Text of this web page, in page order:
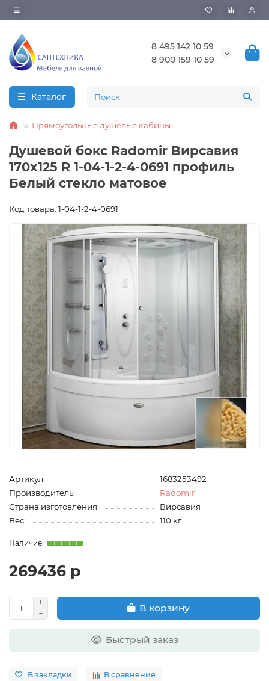
8 495 142 10 59
8 900 159 10 59
Каталог
Прямоугольные душевые кабины
Душевой бокс Radomir Вирсавия
170x125 R 1-04-1-2-4-0691 профиль
Белый стекло матовое
Код товара: 1-04-1-2-4-0691
Артикул:
1683253492
Производитель:
Radomir
Страна изготовления:
Вирсавия
Вес:
110 кг
269436 р
В корзину
Быстрый заказ
В закладки В сравнение